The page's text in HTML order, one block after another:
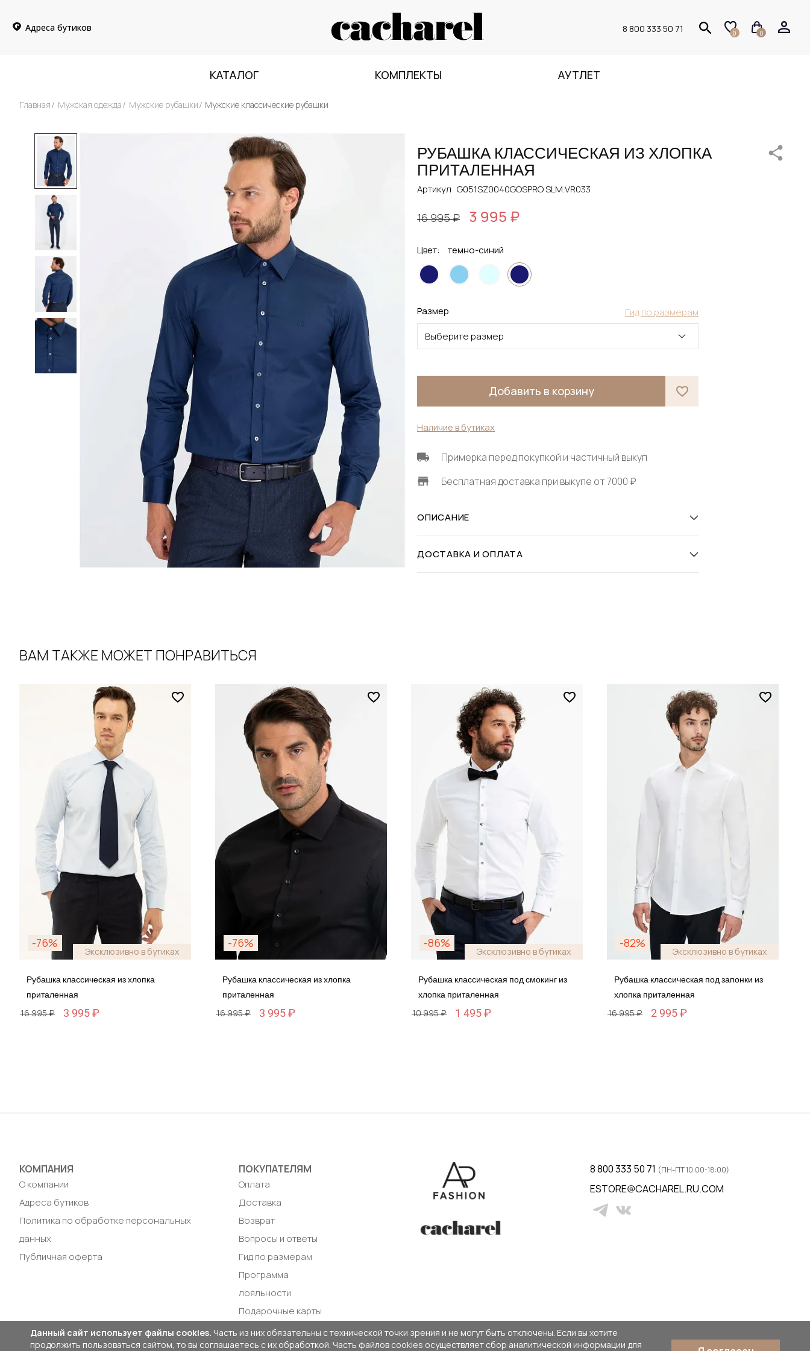
Адреса бутиков 8 800 333 50 71 0 0
КАТАЛОГ КОМПЛЕКТЫ АУТЛЕТ
Главная Мужская одежда Мужские рубашки Мужские классические рубашки
РУБАШКА КЛАССИЧЕСКАЯ ИЗ ХЛОПКА
ПРИТАЛЕННАЯ
Артикул G051SZ0040GOSPRO SLM.VR033
16 995 ₽ 3 995 ₽
Цвет: темно-синий
Гид по размерам
Размер
Выберите размер
Добавить в корзину
Наличие в бутиках
Примерка перед покупкой и частичный выкуп
Бесплатная доставка при выкупе от 7000 ₽
ОПИСАНИЕ
ДОСТАВКА И ОПЛАТА
ВАМ ТАКЖЕ МОЖЕТ ПОНРАВИТЬСЯ
-76%
Эксклюзивно в бутиках
Рубашка классическая из хлопка
приталенная
16 995 ₽ 3 995 ₽
-76%
Рубашка классическая из хлопка
приталенная
16 995 ₽ 3 995 ₽
-86%
Эксклюзивно в бутиках
Рубашка классическая под смокинг из
хлопка приталенная
10 995 ₽ 1 495 ₽
-82%
Эксклюзивно в бутиках
Рубашка классическая под запонки из
хлопка приталенная
16 995 ₽ 2 995 ₽
КОМПАНИЯ
О компании
Адреса бутиков
Политика по обработке персональных
данных
Публичная оферта
ПОКУПАТЕЛЯМ
Оплата
Доставка
Возврат
Вопросы и ответы
Гид по размерам
Программа
лояльности
Подарочные карты
8 800 333 50 71 (ПН-ПТ 10:00-18:00)
ESTORE@CACHAREL.RU.COM
Данный сайт использует файлы cookies. Часть из них обязательны с технической точки зрения и не могут быть отключены. Если вы хотите
продолжить пользоваться сайтом, то вы соглашаетесь с их обработкой. Часть файлов cookies осуществляет сбор аналитической информации для